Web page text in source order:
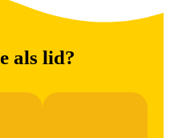
als lid?